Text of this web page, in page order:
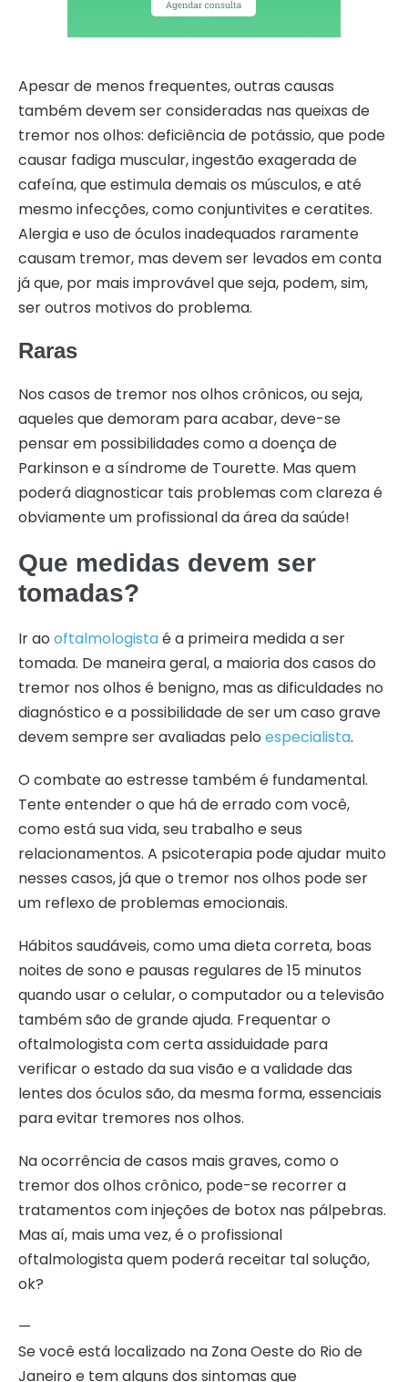
Apesar de menos frequentes, outras causas
também devem ser consideradas nas queixas de
tremor nos olhos: deficiência de potássio, que pode
causar fadiga muscular, ingestão exagerada de
cafeína, que estimula demais os músculos, e até
mesmo infecções, como conjuntivites e ceratites.
Alergia e uso de óculos inadequados raramente
causam tremor, mas devem ser levados em conta
já que, por mais improvável que seja, podem, sim,
ser outros motivos do problema.
Raras
Nos casos de tremor nos olhos crônicos, ou seja,
aqueles que demoram para acabar, deve-se
pensar em possibilidades como a doença de
Parkinson e a síndrome de Tourette. Mas quem
poderá diagnosticar tais problemas com clareza é
obviamente um profissional da área da saúde!
Que medidas devem ser
tomadas?
Ir ao oftalmologistaé a primeira medida a ser
tomada. De maneira geral, a maioria dos casos do
tremor nos olhos é benigno, mas as dificuldades no
diagnóstico e a possibilidade de ser um caso grave
devem sempre ser avaliadas pelo especialista.
O combate ao estresse também é fundamental.
Tente entender o que há de errado com você,
como está sua vida, seu trabalho e seus
relacionamentos. A psicoterapia pode ajudar muito
nesses casos, já que o tremor nos olhos pode ser
um reflexo de problemas emocionais.
Hábitos saudáveis, como uma dieta correta, boas
noites de sono e pausas regulares de 15 minutos
quando usar o celular, o computador ou a televisão
também são de grande ajuda. Frequentar o
oftalmologista com certa assiduidade para
verificar o estado da sua visão e a validade das
lentes dos óculos são, da mesma forma, essenciais
para evitar tremores nos olhos.
Na ocorrência de casos mais graves, como o
tremor dos olhos crônico, pode-se recorrer a
tratamentos com injeções de botox nas pálpebras.
Mas aí, mais uma vez, é o profissional
oftalmologista quem poderá receitar tal solução,
ok?
—
Se você está localizado na Zona Oeste do Rio de
Janeiro e tem alguns dos sintomas que